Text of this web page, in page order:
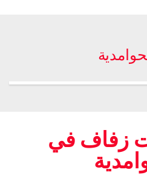
زفاف في